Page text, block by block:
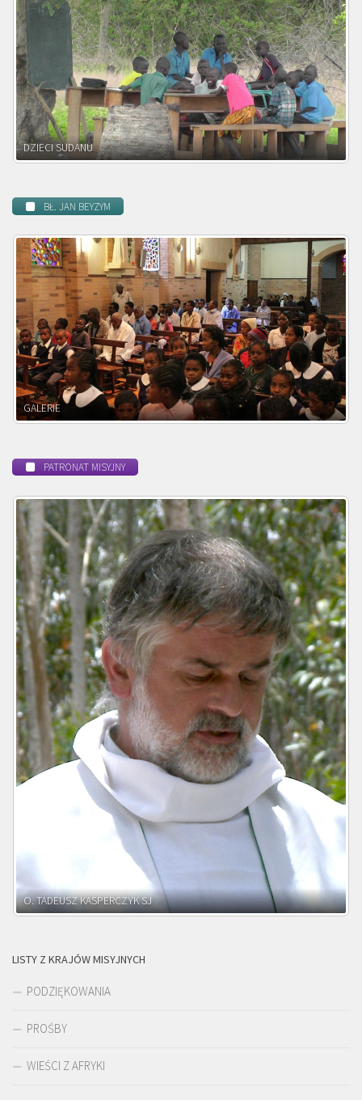
DZIECI ZAMBII
BŁ. JAN BEYZYM
POWOŁANIE MISYJNE
PATRONAT MISYJNY
O. ADNRZEJ LEŚNIARA SJ
LISTY Z KRAJÓW MISYJNYCH
PODZIĘKOWANIA
PROŚBY
WIEŚCI Z AFRYKI